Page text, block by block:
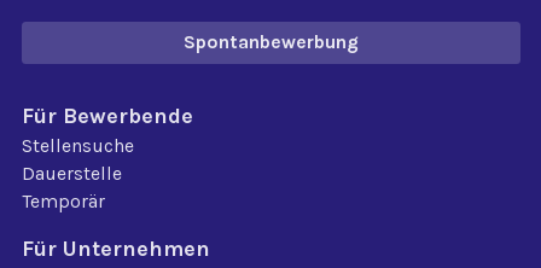
Spontanbewerbung
Für Bewerbende
Stellensuche
Dauerstelle
Temporär
Für Unternehmen